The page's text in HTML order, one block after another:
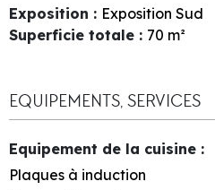
Exposition : Exposition Sud
Superficie totale : 70 m²
EQUIPEMENTS, SERVICES
Equipement de la cuisine :
Plaques à induction